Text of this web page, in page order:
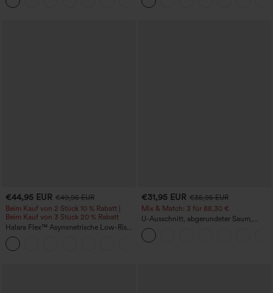
Work‑Flare‑Schnitt
€44,95 EUR €49,95 EUR
Beim Kauf von 2 Stück 10 % Rabatt |
Beim Kauf von 3 Stück 20 % Rabatt
Halara Flex™ Asymmetrische Low-Rise-
Jeans mit Reißverschlusstaschen,
Baggy-Stil, weitem Bein, gewaschen,
lässig
€31,95 EUR €35,95 EUR
Mix & Match: 3 für 88,30 €
U-Ausschnitt, abgerundeter Saum,
InstantCool Yoga-Trägertop – UPF50+